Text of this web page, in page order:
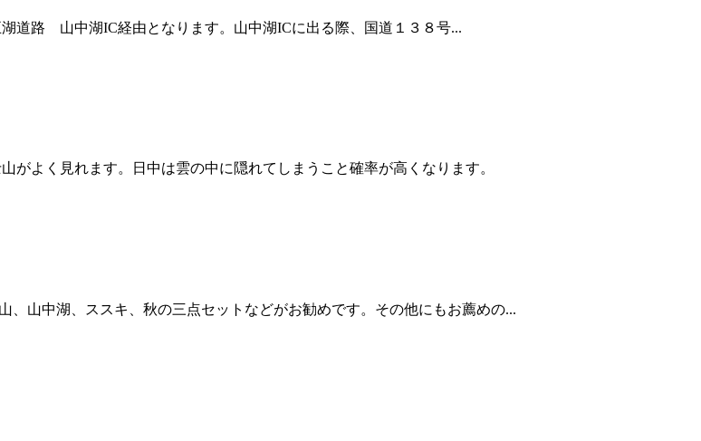
道路 山中湖IC経由となります。山中湖ICに出る際、国道１３８号...
よく見れます。日中は雲の中に隠れてしまうこと確率が高くなります。
山中湖、ススキ、秋の三点セットなどがお勧めです。その他にもお薦めの...